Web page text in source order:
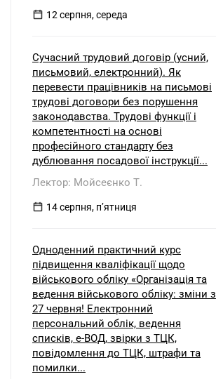
12 серпня, середа
Сучасний трудовий договір (усний,
письмовий, електронний). Як
перевести працівників на письмові
трудові договори без порушення
законодавства. Трудові функції і
компетентності на основі
професійного стандарту без
дублювання посадової інструкції...
Лектор: Мойсеєнко Т.
14 серпня, пʼятниця
Одноденний практичний курс
підвищення кваліфікації щодо
військового обліку «Організація та
ведення військового обліку: зміни з
27 червня! Електронний
персональний облік, ведення
списків, е-ВОД, звірки з ТЦК,
повідомлення до ТЦК, штрафи та
помилки...